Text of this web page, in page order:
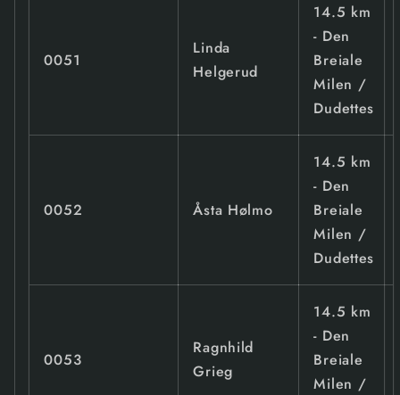
0051
Linda
Helgerud
14.5 km
- Den
Breiale
Milen /
Dudettes
0052 Åsta Hølmo
14.5 km
- Den
Breiale
Milen /
Dudettes
0053
Ragnhild
Grieg
14.5 km
- Den
Breiale
Milen /